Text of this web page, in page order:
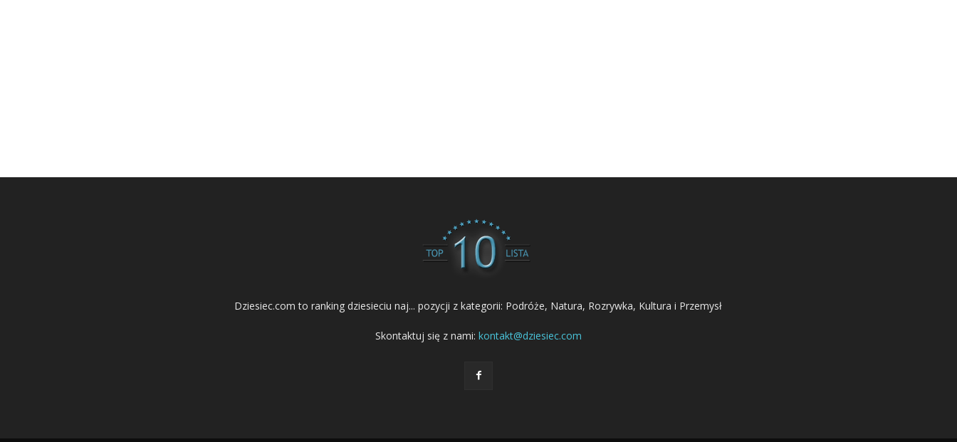
Dziesiec.com to ranking dziesieciu naj... pozycji z kategorii: Podróże, Natura, Rozrywka, Kultura i Przemysł
Skontaktuj się z nami: kontakt@dziesiec.com